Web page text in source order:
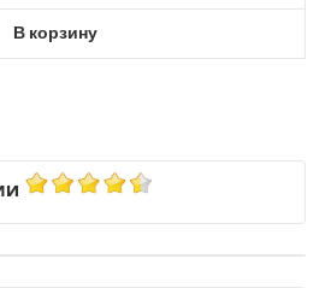
В корзину